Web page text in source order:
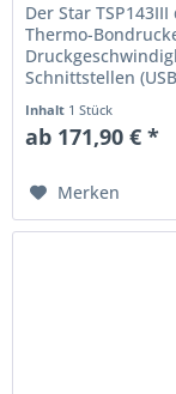
Der Star
Thermo-
Schnittstellen
Inhalt 1 Stück
ab 171,90 € *
Merken